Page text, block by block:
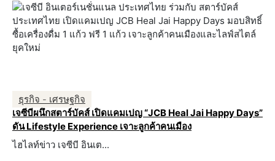
ธุรกิจ - เศรษฐกิจ
เจซีบีผนึกสตาร์บัคส์ เปิดแคมเปญ “JCB Heal Jai Happy Days”
ดัน Lifestyle Experience เจาะลูกค้าคนเมือง
ไฮไลท์ข่าว เจซีบี อินเต...